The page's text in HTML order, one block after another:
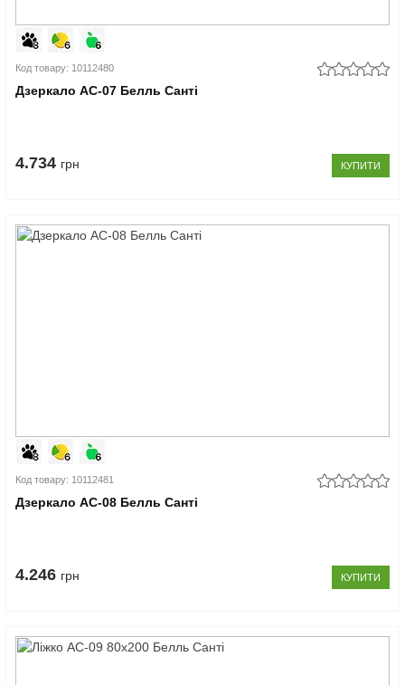
Код товару: 10112480
Дзеркало АС-07 Белль Санті
4.734 грн КУПИТИ
Код товару: 10112481
Дзеркало АС-08 Белль Санті
4.246 грн КУПИТИ